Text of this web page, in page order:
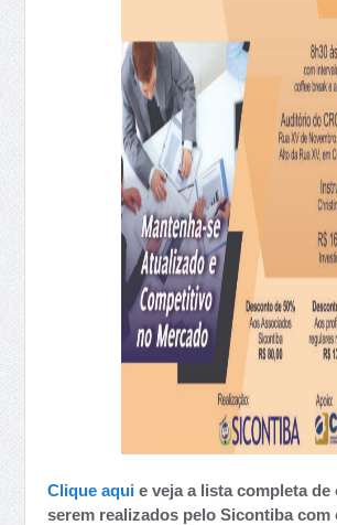
Clique aqui e veja a lista completa de
serem realizados pelo Sicontiba com